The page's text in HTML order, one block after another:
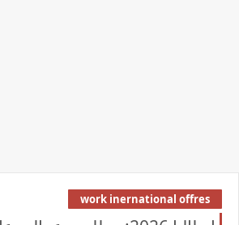
work inernational offres